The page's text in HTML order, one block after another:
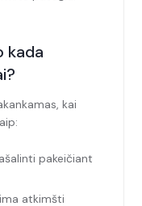
kada
kai
pakeičiant
atkimšti